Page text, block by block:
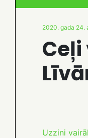
2020. gada 24.
Ceļi
Uzzini